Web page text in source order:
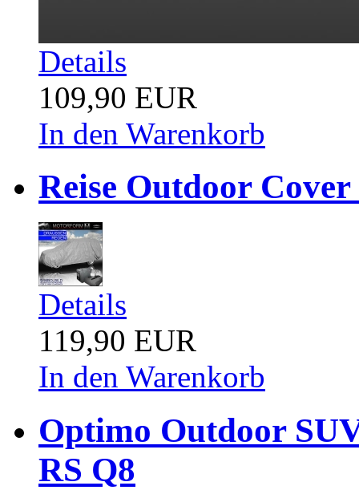
Details
109,90 EUR
In den Warenkorb
Reise Outdoor
Details
119,90 EUR
In den Warenkorb
Optimo Outdoor
RS Q8